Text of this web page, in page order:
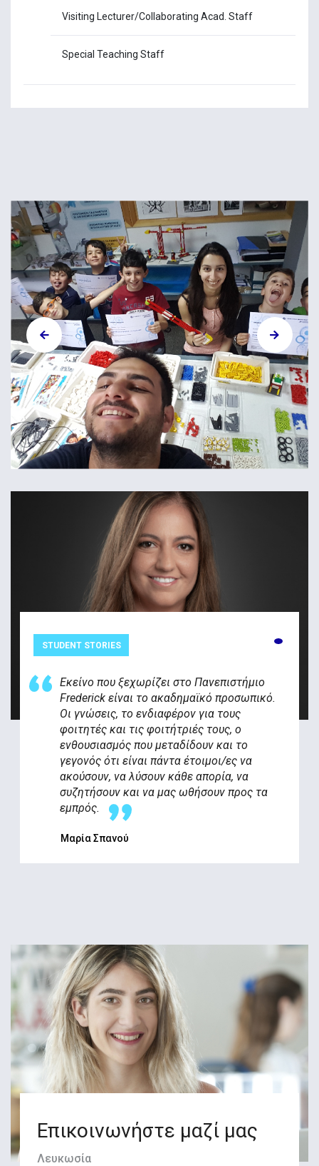
Visiting Lecturer/Collaborating Acad. Staff
Special Teaching Staff
STUDENT STORIES
Εκείνο που ξεχωρίζει στο Πανεπιστήμιο
Frederick είναι το ακαδημαϊκό προσωπικό.
Οι γνώσεις, το ενδιαφέρον για τους
φοιτητές και τις φοιτήτριές τους, ο
ενθουσιασμός που μεταδίδουν και το
γεγονός ότι είναι πάντα έτοιμοι/ες να
ακούσουν, να λύσουν κάθε απορία, να
συζητήσουν και να μας ωθήσουν προς τα
εμπρός.
Μαρία Σπανού
Επικοινωνήστε μαζί μας
Λευκωσία